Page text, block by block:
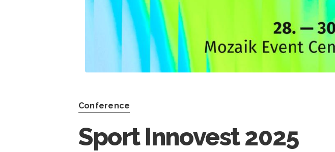
Conference
Sport Innovest 2025